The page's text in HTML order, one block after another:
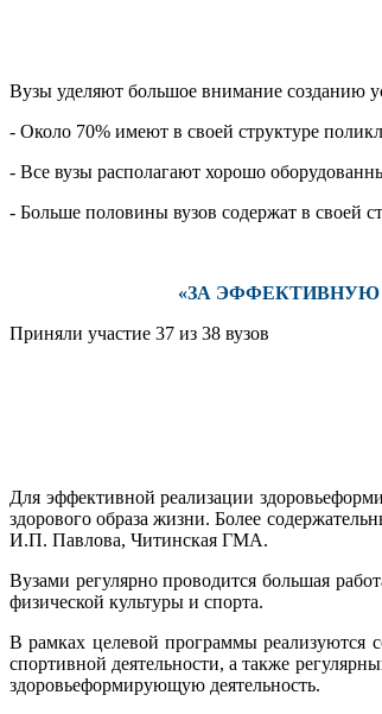
Вузы уделяют большое внимание созданию
- Около 70% имеют в своей структуре
- Все вузы располагают хорошо
- Больше половины вузов содержат в своей
«ЗА
Приняли участие 37 из 38 вузов
Для эффективной реализации
здорового образа жизни. Более
И.П. Павлова, Читинская ГМА.
Вузами регулярно проводится большая
физической культуры и спорта.
В рамках целевой программы реализуются
спортивной деятельности, а также
здоровьеформирующую деятельность.